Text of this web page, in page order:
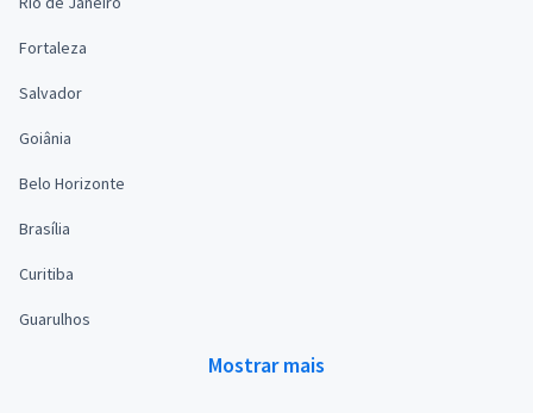
Fortaleza
Salvador
Goiânia
Belo Horizonte
Brasília
Curitiba
Guarulhos
Mostrar mais